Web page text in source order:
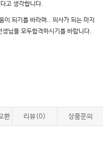
고 생각합니다.
이 되기를 바라며..의사가 되는 마지
생님들 모두합격하시기를 바랍니다.
환 리뷰(0) 상품문의